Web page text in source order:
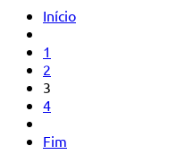
Início
1
2
3
4
Fim